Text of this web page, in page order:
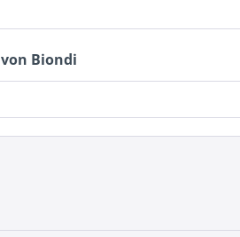
Biondi